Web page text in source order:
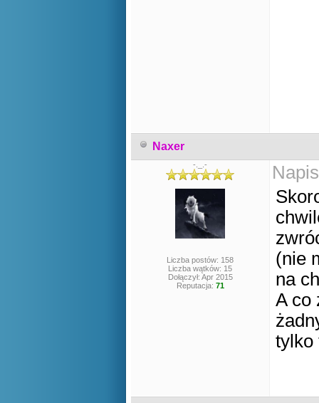
Naxer
-._.-
Liczba postów: 158
Liczba wątków: 15
Dołączył: Apr 2015
Reputacja: 71
(nie
na
A co
tylko